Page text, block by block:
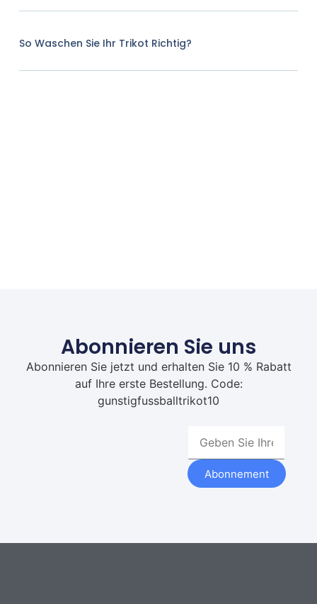
So Waschen Sie Ihr Trikot Richtig?
Abonnieren Sie uns
Abonnieren Sie jetzt und erhalten Sie 10 % Rabatt
auf Ihre erste Bestellung. Code:
gunstigfussballtrikot10
Abonnement